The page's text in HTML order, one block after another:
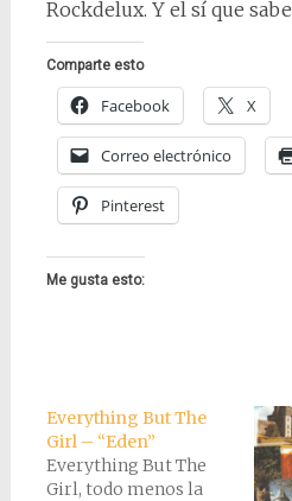
Rockdelux. Y el sí que sabe
Comparte esto
Facebook X
Correo electrónico
Pinterest
Me gusta esto:
Everything But The
Girl – “Eden”
Everything But The
Girl, todo menos la